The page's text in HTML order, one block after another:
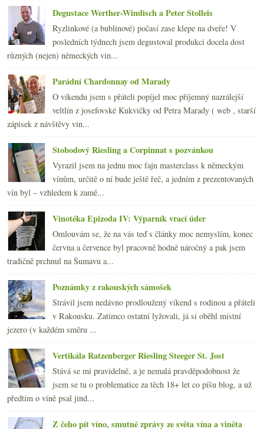
Degustace Werther-Windisch a Peter Stolleis
Ryzlinkové (a bublinové) počasí zase klepe na dveře! V
posledních týdnech jsem degustoval produkci docela dost
různých (nejen) německých vin...
Parádní Chardonnay od Marady
O víkendu jsem s přáteli popíjel moc příjemný nazrálejší
veltlín z josefovské Kukvičky od Petra Marady ( web , starší
zápisek z návštěvy vin...
Stobodový Riesling a Corpinnat s pozvánkou
Vyrazil jsem na jednu moc fajn masterclass k německým
vínům, určitě o ní bude ještě řeč, a jedním z prezentovaných
vín byl – vzhledem k zamě...
Vinotéka Epizoda IV: Výparník vrací úder
Omlouvám se, že na vás teď s články moc nemyslím, konec
června a července byl pracovně hodně náročný a pak jsem
tradičně prchnul na Šumavu a...
Poznámky z rakouských sámošek
Strávil jsem nedávno prodloužený víkend s rodinou a přáteli
v Rakousku. Zatímco ostatní lyžovali, já si oběhl místní
jezero (v každém směru ...
Vertikála Ratzenberger Riesling Steeger St. Jost
Stává se mi pravidelně, a je nemalá pravděpodobnost že
jsem se tu o problematice za těch 18+ let co píšu blog, a už
předtím o víně psal jind...
Z čeho pít víno, smutné zprávy ze světa vína a viněta